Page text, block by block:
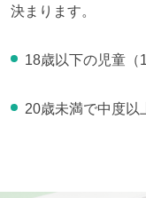
決まります。
18歳以下の児童（
20歳未満で中度以